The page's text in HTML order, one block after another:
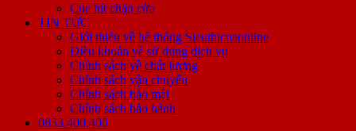
Cục hít chặn cửa
TIN TỨC
Giới thiệu về hệ thống Sieuthicuaonline
Điều khoản về sử dụng dịch vụ
Chính sách về chất lượng
Chính sách vận chuyển
Chính sách bảo mật
Chính sách bảo hành
0853.400.400